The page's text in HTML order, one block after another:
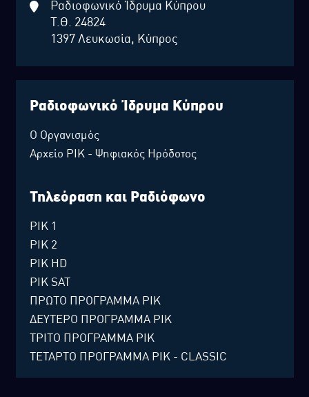
Ραδιοφωνικό Ίδρυμα Κύπρου
Τ.Θ. 24824
1397 Λευκωσία, Κύπρος
Ραδιοφωνικό Ίδρυμα Κύπρου
Ο Οργανισμός
Αρχείο ΡΙΚ - Ψηφιακός Ηρόδοτος
Τηλεόραση και Ραδιόφωνο
ΡΙΚ 1
ΡΙΚ 2
ΡΙΚ HD
ΡΙΚ SAT
ΠΡΩΤΟ ΠΡΟΓΡΑΜΜΑ ΡΙΚ
ΔΕΥΤΕΡΟ ΠΡΟΓΡΑΜΜΑ ΡΙΚ
ΤΡΙΤΟ ΠΡΟΓΡΑΜΜΑ ΡΙΚ
ΤΕΤΑΡΤΟ ΠΡΟΓΡΑΜΜΑ ΡΙΚ - CLASSIC